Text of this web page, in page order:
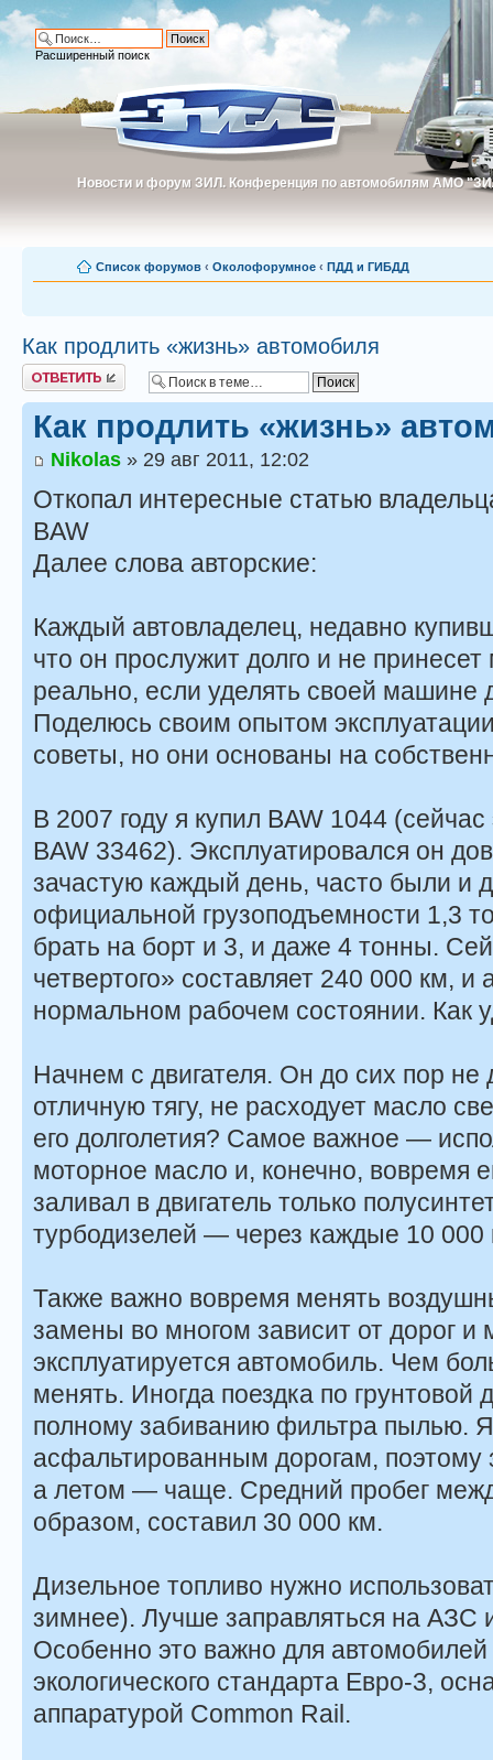
Новости и форум ЗИЛ. Конференция по автомобилям АМО
Новости и форум ЗИЛ. Конференция по автомобилям АМО
Расширенный поиск
Список форумов ‹ Околофорумное ‹ ПДД и ГИБДД
Как продлить «жизнь» автомобиля
Ответить
Как продлить «жизнь»
Nikolas » 29 авг 2011, 12:02
Откопал интересные статью
BAW
Далее слова авторские:
Каждый автовладелец, недавно
что он прослужит долго и не
реально, если уделять своей машине
Поделюсь своим опытом
советы, но они основаны на
В 2007 году я купил BAW 1044
BAW 33462). Эксплуатировался он
зачастую каждый день, часто были и
официальной грузоподъемности 1,3
брать на борт и 3, и даже 4 тонны.
четвертого» составляет 240 000 км, и
нормальном рабочем состоянии. Как
Начнем с двигателя. Он до сих пор не
отличную тягу, не расходует масло
его долголетия? Самое важное —
моторное масло и, конечно, вовремя
заливал в двигатель только
турбодизелей — через каждые 10 000
Также важно вовремя менять
замены во многом зависит от дорог и
эксплуатируется автомобиль. Чем
менять. Иногда поездка по грунтовой
полному забиванию фильтра пылью. Я
асфальтированным дорогам,
а летом — чаще. Средний пробег
образом, составил 30 000 км.
Дизельное топливо нужно
зимнее). Лучше заправляться на АЗС
Особенно это важно для автомобилей
экологического стандарта Евро-3,
аппаратурой Common Rail.